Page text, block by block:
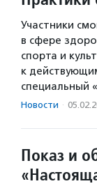
Участники
в сфере
спорта и
к
специальный
Новости ·
Показ и